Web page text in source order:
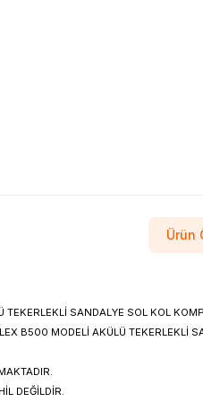
Ürün
TEKERLEKLİ SANDALYE SOL KOL
B500 MODELİ AKÜLÜ TEKERLEKLİ
DEĞİLDİR.